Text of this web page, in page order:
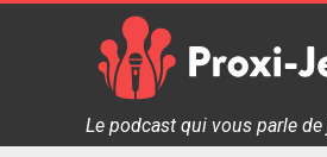
Proxi Jeux - Le podcast qui
Le podcast qui vous parle